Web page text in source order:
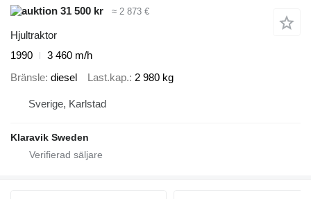
31 500 kr
≈ 2 873 €
Hjultraktor
1990
3 460 m/h
Bränsle diesel Last.kap. 2 980 kg
Sverige, Karlstad
Klaravik Sweden